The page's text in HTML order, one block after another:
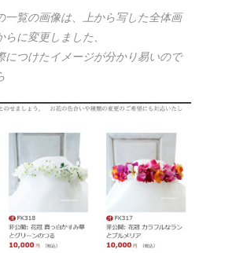
一覧の画像は、上から写した全体画
に変更しました、
につけたイメージが分かり易いので